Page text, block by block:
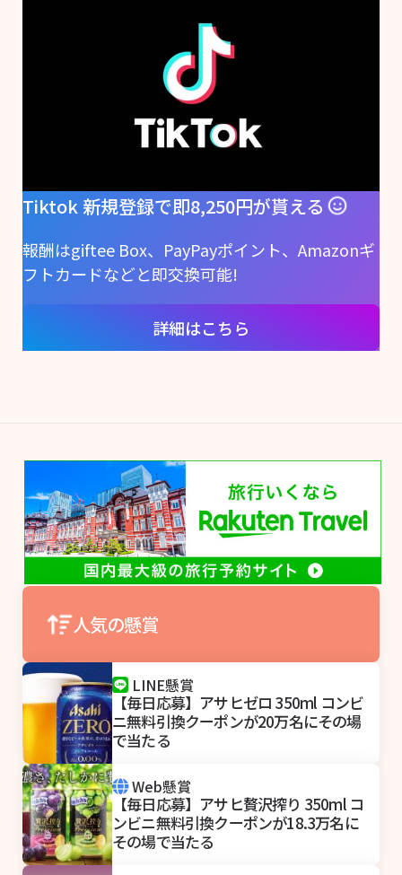
Tiktok 新規登録で即8,250円が貰える
報酬はgiftee Box、PayPayポイント、Amazonギ
フトカードなどと即交換可能!
詳細はこちら
人気の懸賞
LINE懸賞
【毎日応募】アサヒゼロ 350ml コンビ
ニ無料引換クーポンが20万名にその場
で当たる
Web懸賞
【毎日応募】アサヒ贅沢搾り 350ml コ
ンビニ無料引換クーポンが18.3万名に
その場で当たる